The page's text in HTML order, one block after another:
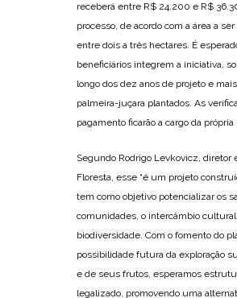
receberá entre R$ 24.200 e R$
processo, de acordo com a área a
entre dois a três hectares. É
beneficiários integrem a iniciativa,
longo dos dez anos de projeto e
palmeira-juçara plantados. As
pagamento ficarão a cargo da
Segundo Rodrigo Levkovicz, diretor
Floresta, esse “é um projeto
tem como objetivo potencializar os
comunidades, o intercâmbio cultural
biodiversidade. Com o fomento do
possibilidade futura da exploração
e de seus frutos, esperamos
legalizado, promovendo uma